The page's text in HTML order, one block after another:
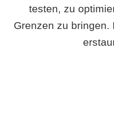
testen, zu
Grenzen zu bringen.